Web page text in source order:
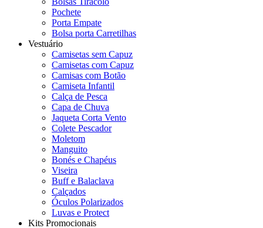
Pochete
Porta Empate
Bolsa porta Carretilhas
Vestuário
Camisetas sem Capuz
Camisetas com Capuz
Camisas com Botão
Camiseta Infantil
Calça de Pesca
Capa de Chuva
Jaqueta Corta Vento
Colete Pescador
Moletom
Manguito
Bonés e Chapéus
Viseira
Buff e Balaclava
Calçados
Óculos Polarizados
Luvas e Protect
Kits Promocionais